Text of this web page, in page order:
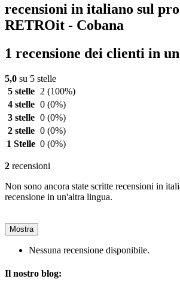
recensioni in italiano sul
RETROit - Cobana
1 recensione dei clienti in
5,0 su 5 stelle
5 stelle
2 (100%)
4 stelle 0 (0%)
3 stelle 0 (0%)
2 stelle 0 (0%)
1 Stelle 0 (0%)
2 recensioni
Non sono ancora state scritte recensioni in
recensione in un'altra lingua.
Mostra
Nessuna recensione disponibile.
Il nostro blog: